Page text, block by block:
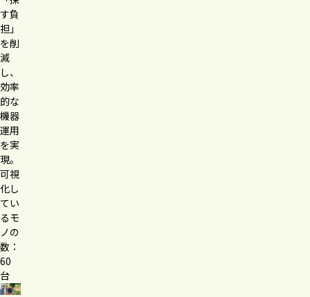
す負
担」
を削
減
し、
効率
的な
機器
運用
を実
現。
可視
化し
てい
るモ
ノの
数：
60
台